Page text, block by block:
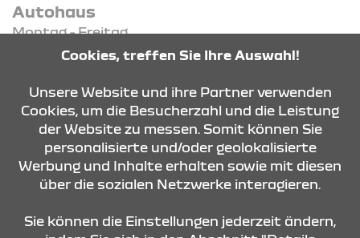
Autohaus
Montag - Freitag
07:00 Uhr - 18:00 Uhr
09:00 Uhr - 13:00 Uhr
KONTAKT & ANFAHRT
Cookies, treffen Sie Ihre Auswahl!
Unsere Website und ihre Partner verwenden
Cookies, um die Besucherzahl und die Leistung
der Website zu messen. Somit können Sie
personalisierte und/oder geolokalisierte
Werbung und Inhalte erhalten sowie mit diesen
über die sozialen Netzwerke interagieren.
Sie können die Einstellungen jederzeit ändern,